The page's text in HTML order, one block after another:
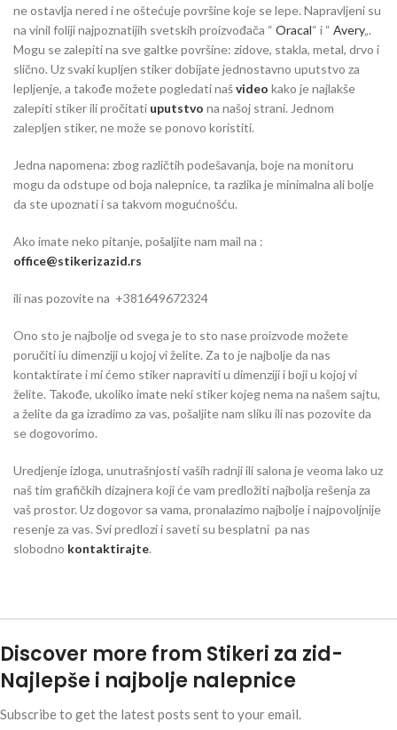
ne ostavlja nered i ne oštećuje površine koje se lepe. Napravljeni su
na vinil foliji najpoznatijih svetskih proizvođača “ Oracal“ i “ Avery„.
Mogu se zalepiti na sve galtke površine: zidove, stakla, metal, drvo i
slično. Uz svaki kupljen stiker dobijate jednostavno uputstvo za
lepljenje, a takođe možete pogledati našvideo kako je najlakše
zalepiti stiker ili pročitati uputstvo na našoj strani. Jednom
zalepljen stiker, ne može se ponovo koristiti.
Jedna napomena: zbog različtih podešavanja, boje na monitoru
mogu da odstupe od boja nalepnice, ta razlika je minimalna ali bolje
da ste upoznati i sa takvom mogućnošću.
Ako imate neko pitanje, pošaljite nam mail na :
office@stikerizazid.rs
ili nas pozovite na +381649672324
Ono sto je najbolje od svega je to sto nase proizvode možete
poručiti iu dimenziji u kojoj vi želite. Za to je najbolje da nas
kontaktirate i mi ćemo stiker napraviti u dimenziji i boji u kojoj vi
želite. Takođe, ukoliko imate neki stiker kojeg nema na našem sajtu,
a želite da ga izradimo za vas, pošaljite nam sliku ili nas pozovite da
se dogovorimo.
Uredjenje izloga, unutrašnjosti vaših radnji ili salona je veoma lako uz
naš tim grafičkih dizajnera koji će vam predložiti najbolja rešenja za
vaš prostor. Uz dogovor sa vama, pronalazimo najbolje i najpovoljnije
resenje za vas. Svi predlozi i saveti su besplatni pa nas
slobodno kontaktirajte.
Discover more from Stikeri za zid-
Najlepše i najbolje nalepnice
Subscribe to get the latest posts sent to your email.